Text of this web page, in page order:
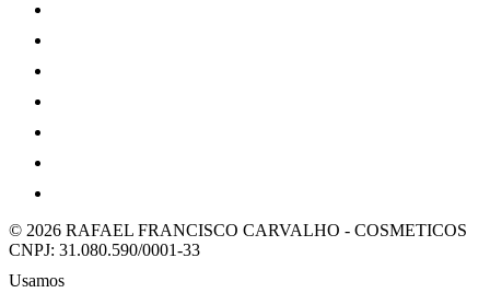
© 2026 RAFAEL FRANCISCO CARVALHO - COSMETICOS
CNPJ: 31.080.590/0001-33
Usamos